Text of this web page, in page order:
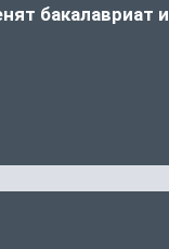
бакалавриат и